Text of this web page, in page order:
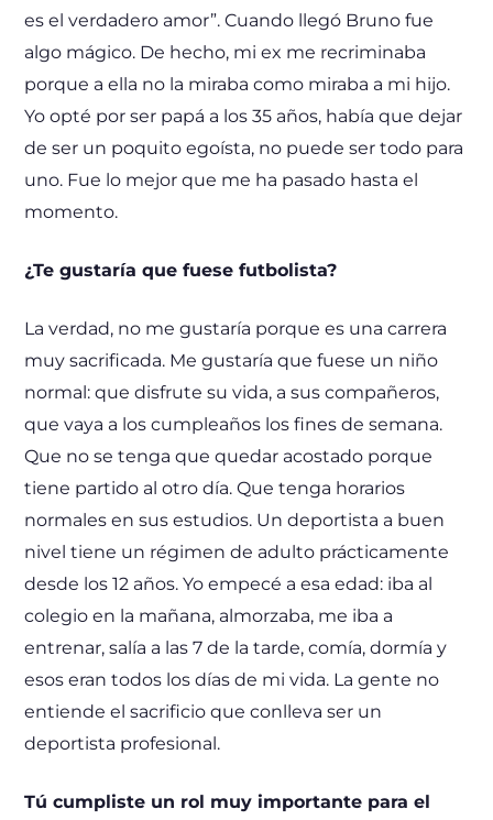
es el verdadero amor”. Cuando llegó Bruno fue
algo mágico. De hecho, mi ex me recriminaba
porque a ella no la miraba como miraba a mi hijo.
Yo opté por ser papá a los 35 años, había que dejar
de ser un poquito egoísta, no puede ser todo para
uno. Fue lo mejor que me ha pasado hasta el
momento.
¿Te gustaría que fuese futbolista?
La verdad, no me gustaría porque es una carrera
muy sacrificada. Me gustaría que fuese un niño
normal: que disfrute su vida, a sus compañeros,
que vaya a los cumpleaños los fines de semana.
Que no se tenga que quedar acostado porque
tiene partido al otro día. Que tenga horarios
normales en sus estudios. Un deportista a buen
nivel tiene un régimen de adulto prácticamente
desde los 12 años. Yo empecé a esa edad: iba al
colegio en la mañana, almorzaba, me iba a
entrenar, salía a las 7 de la tarde, comía, dormía y
esos eran todos los días de mi vida. La gente no
entiende el sacrificio que conlleva ser un
deportista profesional.
Tú cumpliste un rol muy importante para el